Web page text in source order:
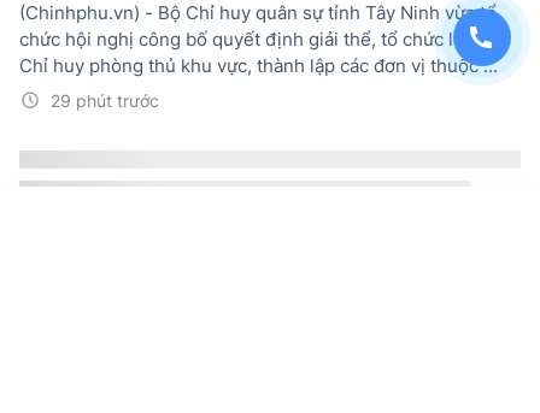
29 phút trước
(Chinhphu.vn) - Bộ Chỉ huy quân sự tỉnh Tây Ninh vừa tổ
chức hội nghị công bố quyết định giải thể, tổ chức lại Ban
Chỉ huy phòng thủ khu vực, thành lập các đơn vị thuộc ...